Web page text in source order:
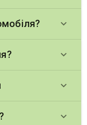
keyboard_arrow_down
keyboard_arrow_down
keyboard_arrow_down
keyboard_arrow_down